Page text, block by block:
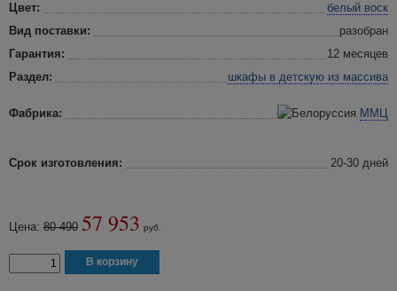
Цвет:
белый воск
Вид поставки:
разобран
Гарантия:
12 месяцев
Раздел:
шкафы в детскую из массива
Фабрика: ММЦ
Срок изготовления: 20-30 дней
Цена: 80 490 57 953 руб.